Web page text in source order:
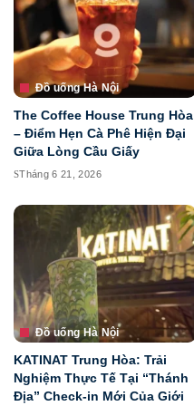
Đồ uống Hà Nội
The Coffee House Trung Hòa
– Điểm Hẹn Cà Phê Hiện Đại
Giữa Lòng Cầu Giấy
Tháng 6 21, 2026
Đồ uống Hà Nội
KATINAT Trung Hòa: Trải
Nghiệm Thực Tế Tại “Thánh
Địa” Check-in Mới Của Giới